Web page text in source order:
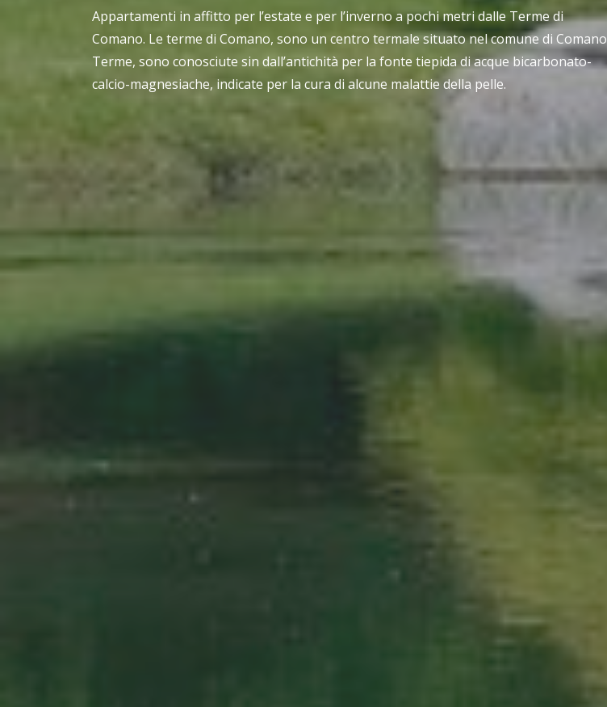
Appartamenti in affitto per l’estate e per l’inverno a pochi metri dalle Terme di
Comano. Le terme di Comano, sono un centro termale situato nel comune di Comano
Terme, sono conosciute sin dall’antichità per la fonte tiepida di acque bicarbonato-
calcio-magnesiache, indicate per la cura di alcune malattie della pelle.